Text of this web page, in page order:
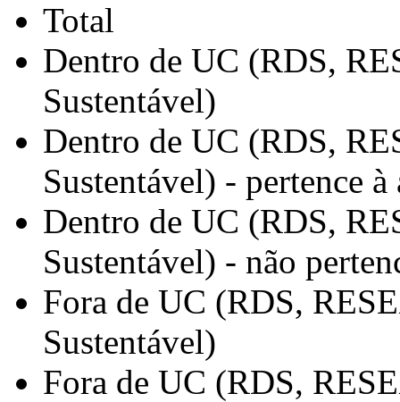
Total
Dentro de UC (RDS,
Sustentável)
Dentro de UC (RDS,
Sustentável) - pertence
Dentro de UC (RDS,
Sustentável) - não
Fora de UC (RDS,
Sustentável)
Fora de UC (RDS,